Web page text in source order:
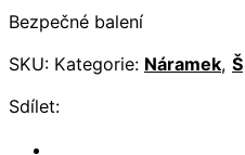
Bezpečné balení
SKU: Kategorie: Náramek,
Sdílet: